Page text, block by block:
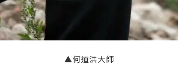
▲何道洪大師